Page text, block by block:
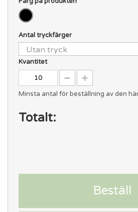
Antal tryckfärger
Kvantitet
Minsta antal för beställning av den
Totalt:
Beställ